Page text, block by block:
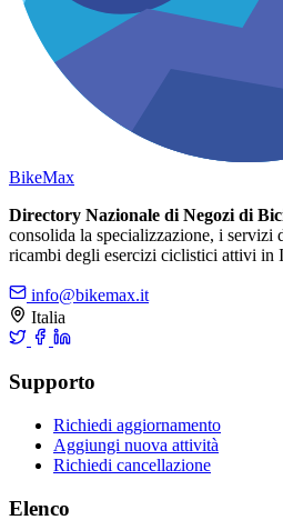
BikeMax
Directory Nazionale di Negozi di
consolida la specializzazione, i servizi
ricambi degli esercizi ciclistici attivi in
info@bikemax.it
Italia
Supporto
Richiedi aggiornamento
Aggiungi nuova attività
Richiedi cancellazione
Elenco